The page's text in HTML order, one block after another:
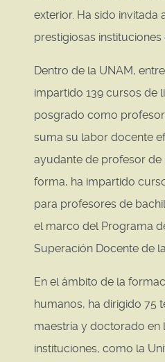
exterior. Ha sido invitada
prestigiosas
Dentro de la UNAM,
impartido 139 cursos de
posgrado como
suma su labor docente
ayudante de profesor de
forma, ha impartido
para profesores de
el marco del Programa
Superación Docente de la
En el ámbito de la
humanos, ha dirigido 75
maestría y doctorado en
instituciones, como la